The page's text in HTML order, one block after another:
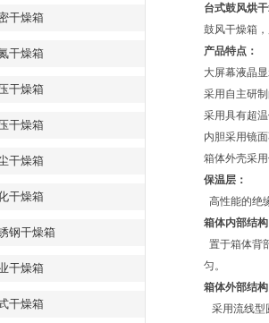
干燥箱
干燥箱
干燥箱
干燥箱
干燥箱
干燥箱
钢干燥箱
干燥箱
干燥箱
台式鼓风烘干
鼓风干燥箱
产品特点 ：
大屏幕液晶
采用自主研
采用具有超
内胆采用镜
箱体外壳采
保温层：
高性能的绝
箱体内部结构
置于箱体背
匀。
箱体外部结构
采用流线型